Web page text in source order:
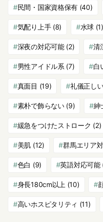
民間・国家資格保有 (40)
気配り上手(8) 水球(1)
深夜の対応可能(2) 清
男性アイドル系 (7) 白
真面目 (19) 礼儀正し
素朴で飾らない(9) 紳
緩急をつけたストローク (2)
美肌 (12) 群馬エリア
色白 (9) 英語対応可能
身長180cm以上 (10)
高いホスピタリティ (11)